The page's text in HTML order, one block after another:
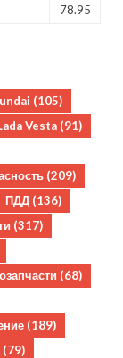
78.95
(105)
Vesta (91)
(209)
ПДД (136)
(317)
(68)
(189)
(79)